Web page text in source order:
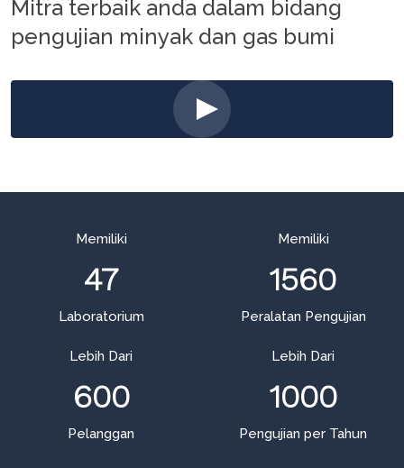
Mitra terbaik anda dalam bidang
pengujian minyak dan gas bumi
Memiliki
47
Laboratorium
Memiliki
1560
Peralatan Pengujian
Lebih Dari
600
Pelanggan
Lebih Dari
1000
Pengujian per Tahun